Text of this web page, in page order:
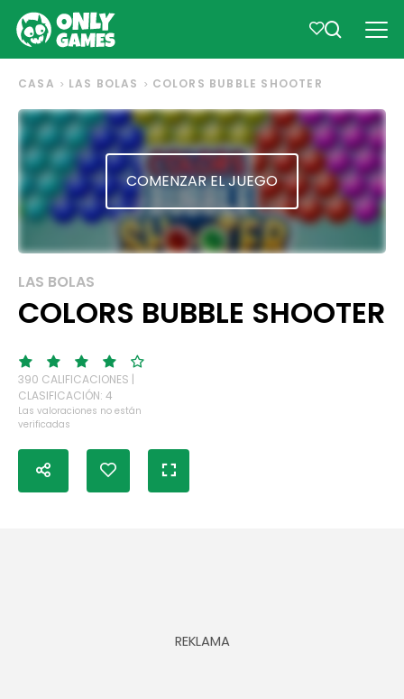
CASA LAS BOLAS COLORS BUBBLE SHOOTER
COMENZAR EL JUEGO
LAS BOLAS
COLORS BUBBLE SHOOTER
390 CALIFICACIONES |
CLASIFICACIÓN: 4
Las valoraciones no están
verificadas